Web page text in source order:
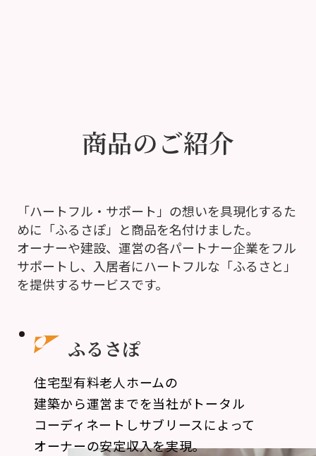
商品のご紹介
「ハートフル・サポート」の想いを具現化するた
めに「ふるさぽ」と商品を名付けました。
オーナーや建設、運営の各パートナー企業をフル
サポートし、入居者にハートフルな「ふるさと」
を提供するサービスです。
ふるさぽ
住宅型有料老人ホームの
建築から運営までを当社がトータル
コーディネートしサブリースによって
オーナーの安定収入を実現。